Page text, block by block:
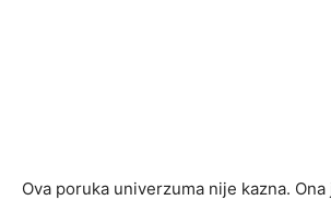
Ova poruka univerzuma nije kazna. Ona